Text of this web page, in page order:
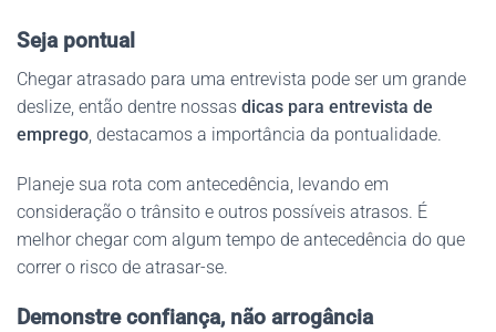
Seja pontual
Chegar atrasado para uma entrevista pode ser um grande
deslize, então dentre nossas dicas para entrevista de
emprego , destacamos a importância da pontualidade.
Planeje sua rota com antecedência, levando em
consideração o trânsito e outros possíveis atrasos. É
melhor chegar com algum tempo de antecedência do que
correr o risco de atrasar-se.
Demonstre confiança, não arrogância